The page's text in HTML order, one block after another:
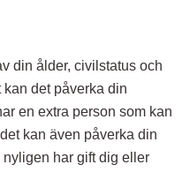
din ålder, civilstatus och
kan det påverka din
en extra person som kan
kan även påverka din
har gift dig eller